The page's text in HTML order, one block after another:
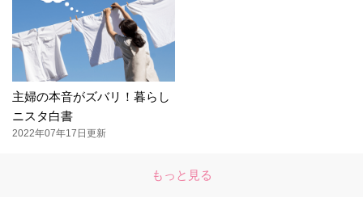
主婦の本音がズバリ！暮らし
ニスタ白書
2022年07年17日更新
もっと見る